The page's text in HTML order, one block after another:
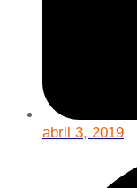
abril 3, 2019